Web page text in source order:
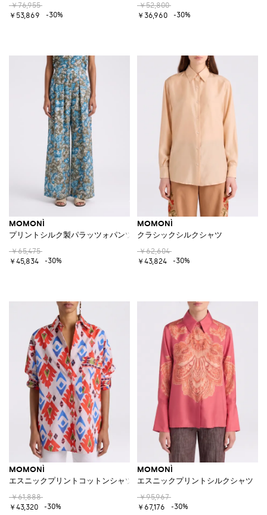
￥76,955
￥53,869
-30%
￥52,800
￥36,960
-30%
MOMONÌ
プリントシルク製パラッツォパンツ
￥65,475
￥45,834
-30%
MOMONÌ
クラシックシルクシャツ
￥62,604
￥43,824
-30%
MOMONÌ
エスニックプリントコットンシャツ
￥61,888
￥43,320
-30%
MOMONÌ
エスニックプリントシルクシャツ
￥95,967
￥67,176
-30%